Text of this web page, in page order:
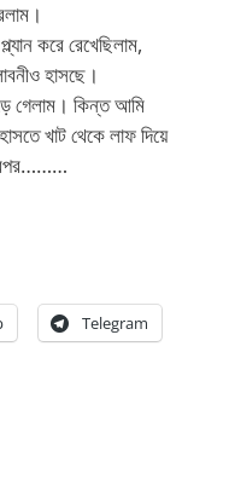
করে রেখেছিলাম,
হাসছে।
গেলাম। কিন্ত আমি
খাট থেকে লাফ দিয়ে
Telegram